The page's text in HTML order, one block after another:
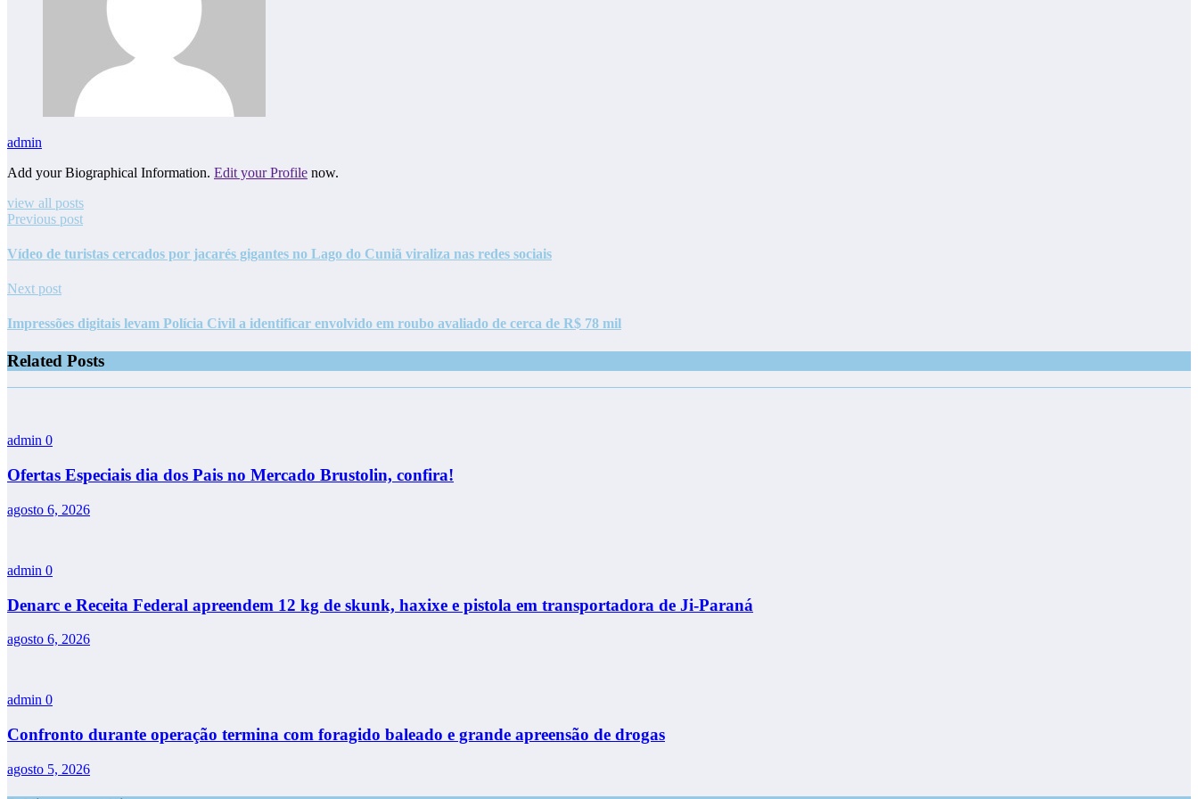
admin
Add your Biographical Information. Edit your Profile now.
view all posts
Previous post
Vídeo de turistas cercados por jacarés gigantes no Lago do Cuniã viraliza nas redes sociais
Next post
Impressões digitais levam Polícia Civil a identificar envolvido em roubo avaliado de cerca de R$ 78 mil
Related Posts
admin 0
Ofertas Especiais dia dos Pais no Mercado Brustolin, confira!
agosto 6, 2026
admin 0
Denarc e Receita Federal apreendem 12 kg de skunk, haxixe e pistola em transportadora de Ji-Paraná
agosto 6, 2026
admin 0
Confronto durante operação termina com foragido baleado e grande apreensão de drogas
agosto 5, 2026